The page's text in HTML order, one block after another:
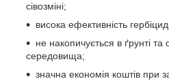
сівозміні;
висока ефективність
не накопичується в ґрунті та
середовища;
значна економія коштів при